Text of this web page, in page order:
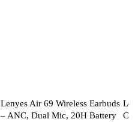
Lenyes Air 69 Wireless Earbuds
– ANC, Dual Mic, 20H Battery